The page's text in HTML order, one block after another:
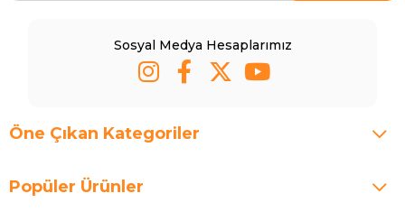
Sosyal Medya Hesaplarımız
Öne Çıkan Kategoriler
Popüler Ürünler